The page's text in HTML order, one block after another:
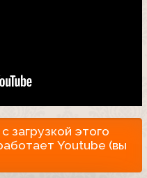
загрузкой этого
Youtube (вы